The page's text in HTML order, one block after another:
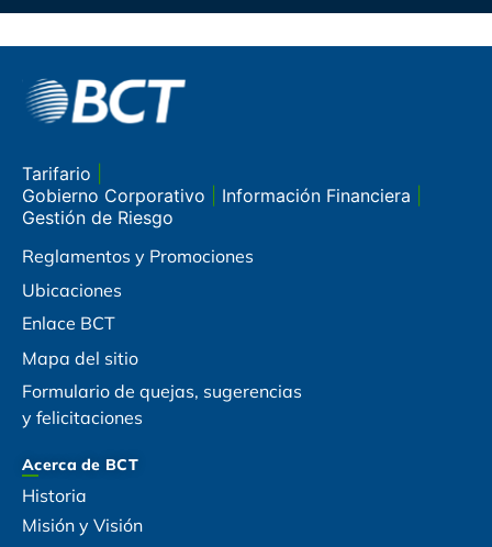
Tarifario
Gobierno Corporativo
Información Financiera
Gestión de Riesgo
Reglamentos y Promociones
Ubicaciones
Enlace BCT
Mapa del sitio
Formulario de quejas, sugerencias
y felicitaciones
Acerca de BCT
Historia
Misión y Visión